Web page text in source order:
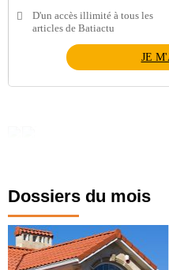
D'un accès illimité à tous les
articles de Batiactu
JE
Dossiers du mois